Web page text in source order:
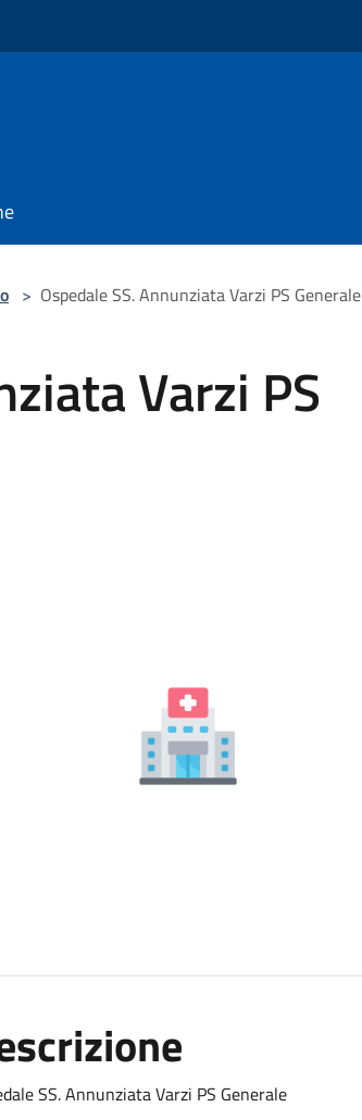
> Ospedale SS. Annunziata Varzi PS Generale
Varzi PS
SS. Annunziata Varzi PS Generale